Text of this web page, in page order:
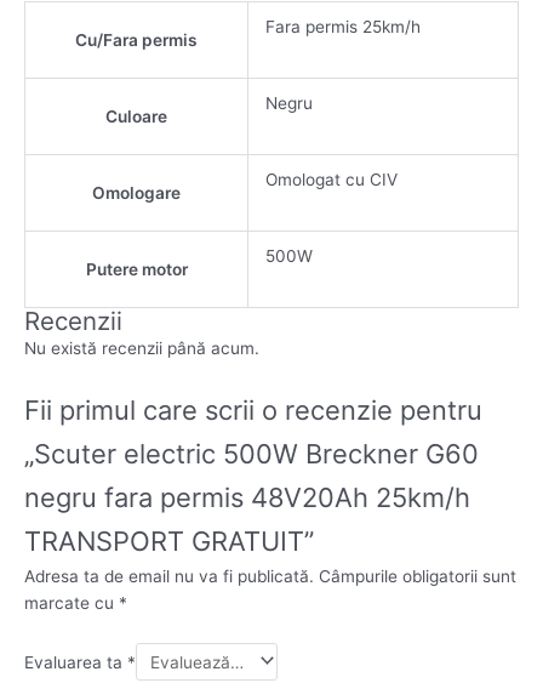
Cu/Fara permis
Fara permis 25km/h
Culoare
Negru
Omologare
Omologat cu CIV
Putere motor
500W
Recenzii
Nu există recenzii până acum.
Fii primul care scrii o recenzie pentru
„Scuter electric 500W Breckner G60
negru fara permis 48V20Ah 25km/h
TRANSPORT GRATUIT”
Adresa ta de email nu va fi publicată. Câmpurile obligatorii sunt
marcate cu *
Evaluarea ta *